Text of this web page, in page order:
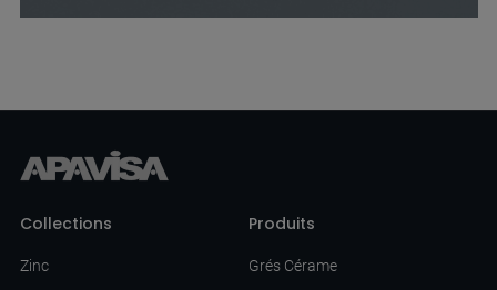
Collections
Zinc
Produits
Grés Cérame